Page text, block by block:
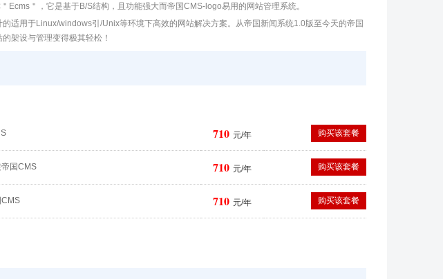
Ecms＂，它是基于B/S结构，且功能强大而帝国CMS-logo易用的网站管理系统。
适用于Linux/windows引/Unix等环境下高效的网站解决方案。从帝国新闻系统1.0版至今天的帝国
架设与管理变得极其轻松！
710 元/年 购买该套餐
国CMS 710 元/年 购买该套餐
710 元/年 购买该套餐